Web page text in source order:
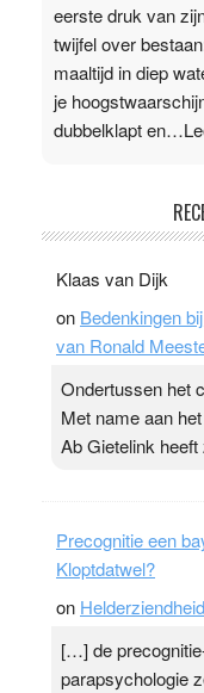
eerste druk van
twijfel over
maaltijd in diep
je
dubbelklapt
topsporters. Ze
verlagen terwijl ze
Daarop heeft zo’n
zijn. Door…Lees
topspsort › [...]
Klaas van Dijk
on Bedenkingen
van Ronald
Ondertussen het
Met name aan
Ab Gietelink
Precognitie een
Kloptdatwel?
on
[…] de
parapsychologie